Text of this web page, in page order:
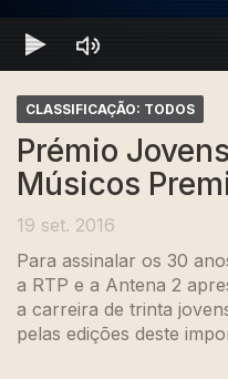
CLASSIFICAÇÃO: TODOS
Prémio
Músicos
19 set. 2016
Para assinalar os 30
a RTP e a Antena 2
a carreira de trinta
pelas edições deste